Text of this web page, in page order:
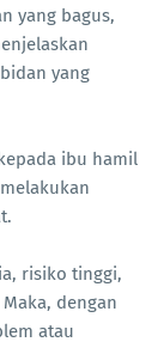
yang bagus,
yang
ibu hamil
risiko tinggi,
dengan
atau